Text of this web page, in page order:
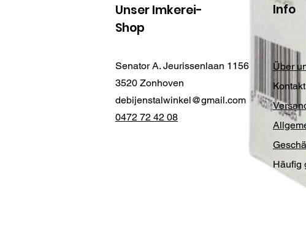
Unser Imkerei-
Shop
Senator A. Jeurissenlaan 1156
3520 Zonhoven
debijenstalwinkel@gmail.com
0472 72 42 08
Info
Über
Kontakt
Häufig